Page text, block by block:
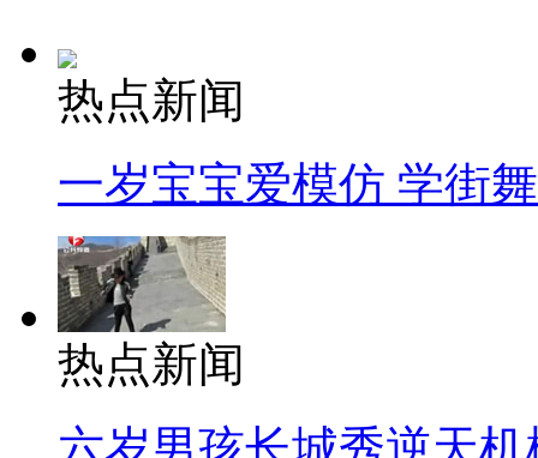
热点新闻
一岁宝宝爱模仿 学街
热点新闻
六岁男孩长城秀逆天机